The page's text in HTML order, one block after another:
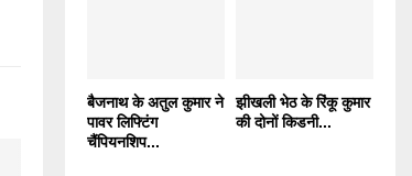
बैजनाथ के अतुल कुमार ने
पावर लिफ्टिंग
चैंपियनशिप...
झीखली भेठ के रिंकू कुमार
की दोनों किडनी...